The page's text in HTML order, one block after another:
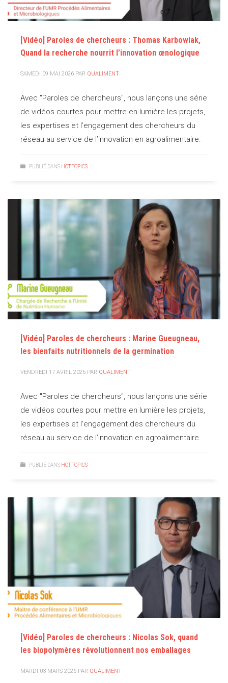
[Vidéo] Paroles de chercheurs : Thomas Karbowiak,
Quand la recherche nourrit l’innovation œnologique
SAMEDI 09 MAI 2026 PAR QUALIMENT
Avec "Paroles de chercheurs", nous lançons une série
de vidéos courtes pour mettre en lumière les projets,
les expertises et l’engagement des chercheurs du
réseau au service de l’innovation en agroalimentaire.
PUBLIÉ DANS HOT TOPICS
[Vidéo] Paroles de chercheurs : Marine Gueugneau,
les bienfaits nutritionnels de la germination
VENDREDI 17 AVRIL 2026 PAR QUALIMENT
Avec "Paroles de chercheurs", nous lançons une série
de vidéos courtes pour mettre en lumière les projets,
les expertises et l’engagement des chercheurs du
réseau au service de l’innovation en agroalimentaire.
PUBLIÉ DANS HOT TOPICS
[Vidéo] Paroles de chercheurs : Nicolas Sok, quand
les biopolymères révolutionnent nos emballages
MARDI 03 MARS 2026 PAR QUALIMENT